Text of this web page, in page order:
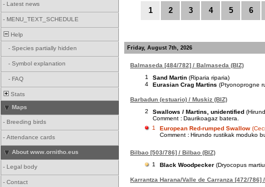
- Latest news
- MENU_TEXT_SCHEDULE
Help
- Species partially hidden
- Symbol explanation
- FAQ
Stats
Maps
- Breeding birds
- Attendance cards
About www.ornitho.eus
- Legal body
- Contact
1 2 3 4 5 6
Friday, August 7th, 2026
Balmaseda [484/782] / Balmaseda (BIZ)
1
Sand Martin (Riparia riparia)
4
Eurasian Crag Martins (Ptyonoprogne
Barbadun (estuario) / Muskiz (BIZ)
2
Swallows / Martins, unidentified
Comment : Daurikoagaz batera.
1
European Red-rumped Swallow
Comment : Hirundo rustikak moduko
Bilbao [503/786] / Bilbao (BIZ)
1
Black Woodpecker (Dryocopus
Karrantza Harana/Valle de Carranza [472/786]